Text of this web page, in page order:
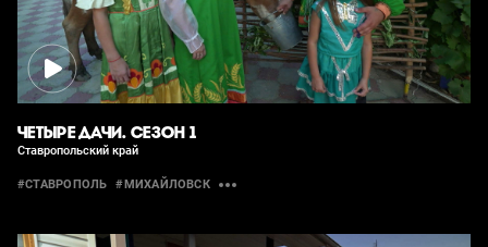
ЧЕТЫРЕ ДАЧИ. СЕЗОН 1
Ставропольский край
#СТАВРОПОЛЬ #МИХАЙЛОВСК